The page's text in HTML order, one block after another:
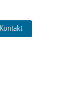
Kontakt